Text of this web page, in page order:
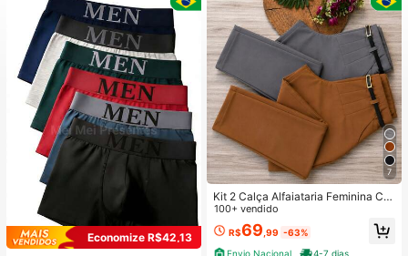
Economize R$42,13
7
Kit 2 Calça Alfaiataria Feminina Co
m Cinto
100+ vendido
R$69 ,99 -63%
Envio Nacional
4-7 dias